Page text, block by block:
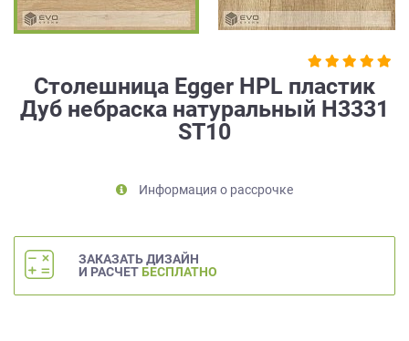
Столешница Egger HPL пластик
Дуб небраска натуральный H3331
ST10
Информация о рассрочке
ЗАКАЗАТЬ ДИЗАЙН
И РАСЧЕТ БЕСПЛАТНО
обработку
также
программами
порядке